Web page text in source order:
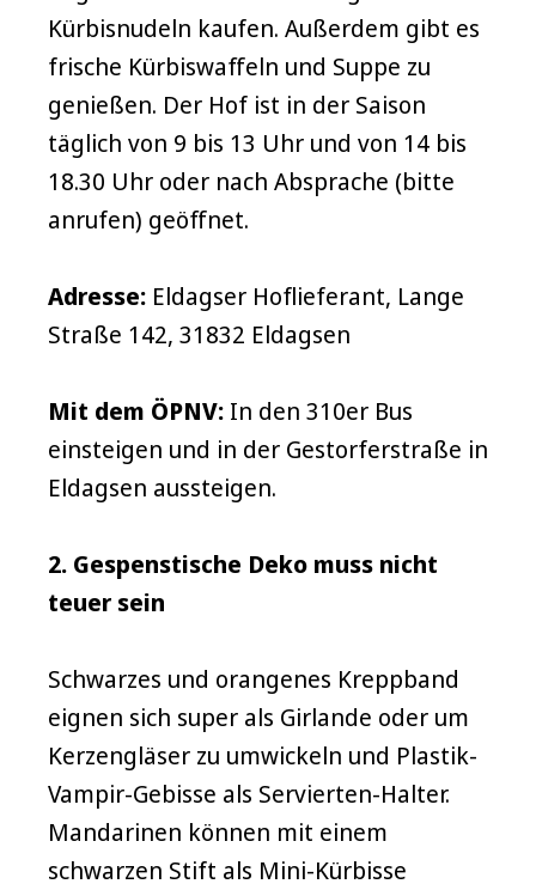
Kürbisnudeln kaufen. Außerdem gibt es
frische Kürbiswaffeln und Suppe zu
genießen. Der Hof ist in der Saison
täglich von 9 bis 13 Uhr und von 14 bis
18.30 Uhr oder nach Absprache (bitte
anrufen) geöffnet.
Adresse: Eldagser Hoflieferant, Lange
Straße 142, 31832 Eldagsen
Mit dem ÖPNV: In den 310er Bus
einsteigen und in der Gestorferstraße in
Eldagsen aussteigen.
2. Gespenstische Deko muss nicht
teuer sein
Schwarzes und orangenes Kreppband
eignen sich super als Girlande oder um
Kerzengläser zu umwickeln und Plastik-
Vampir-Gebisse als Servierten-Halter.
Mandarinen können mit einem
schwarzen Stift als Mini-Kürbisse